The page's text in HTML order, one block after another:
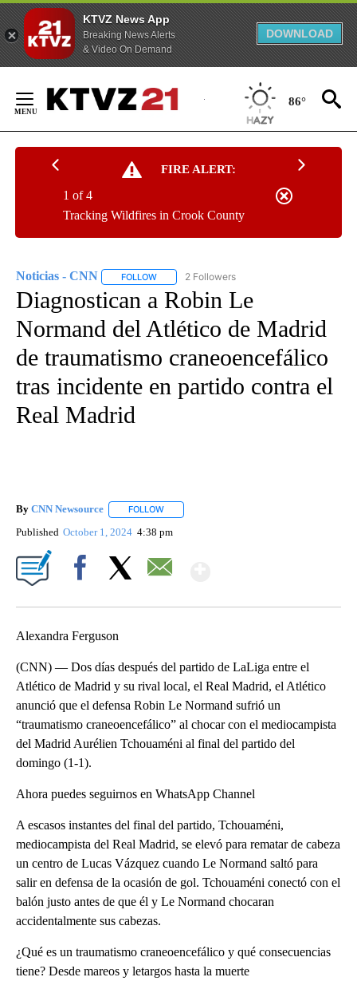
KTVZ News App
Breaking News Alerts
& Video On Demand
DOWNLOAD
Content
86°
FIRE ALERT:
Tracking Wildfires in Crook County
1 of 4
Noticias - CNN FOLLOW FOLLOW "NOTICIAS - CNN" TO RECEIVE
2 Followers
Diagnostican a Robin Le
Normand del Atlético de Madrid
de traumatismo craneoencefálico
tras incidente en partido contra el
Real Madrid
By CNN Newsource FOLLOW
Published October 1, 2024 4:38 pm
Alexandra Ferguson
(CNN) — Dos días después del partido de LaLiga entre el
Atlético de Madrid y su rival local, el Real Madrid, el Atlético
anunció que el defensa Robin Le Normand sufrió un
“traumatismo craneoencefálico” al chocar con el mediocampista
del Madrid Aurélien Tchouaméni al final del partido del
domingo (1-1).
Ahora puedes seguirnos en WhatsApp Channel
A escasos instantes del final del partido, Tchouaméni,
mediocampista del Real Madrid, se elevó para rematar de cabeza
un centro de Lucas Vázquez cuando Le Normand saltó para
salir en defensa de la ocasión de gol. Tchouaméni conectó con el
balón justo antes de que él y Le Normand chocaran
accidentalmente sus cabezas.
¿Qué es un traumatismo craneoencefálico y qué consecuencias
tiene? Desde mareos y letargos hasta la muerte